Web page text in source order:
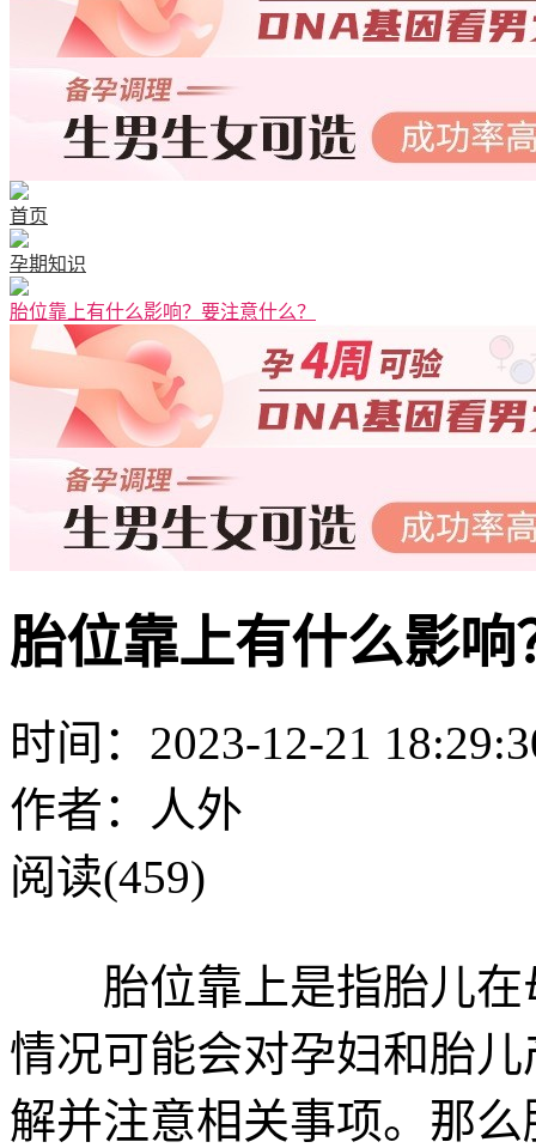
首页
孕期知识
胎位靠上有什么影响？要注意什么？
胎位靠上有什么影
时间：2023-12-21
作者：人外
阅读(459)
胎位靠上是指胎儿在
情况可能会对孕妇和胎
解并注意相关事项。那